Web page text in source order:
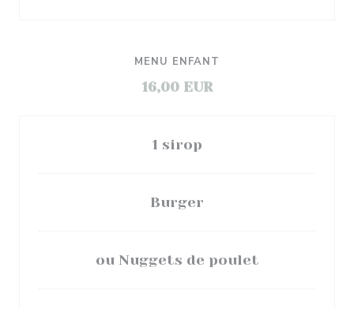
MENU ENFANT
16,00 EUR
1 sirop
Burger
ou Nuggets de poulet